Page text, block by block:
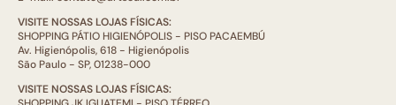
VISITE NOSSAS LOJAS FÍSICAS:
SHOPPING PÁTIO HIGIENÓPOLIS - PISO PACAEMBÚ
Av. Higienópolis, 618 - Higienópolis
São Paulo - SP, 01238-000
VISITE NOSSAS LOJAS FÍSICAS: